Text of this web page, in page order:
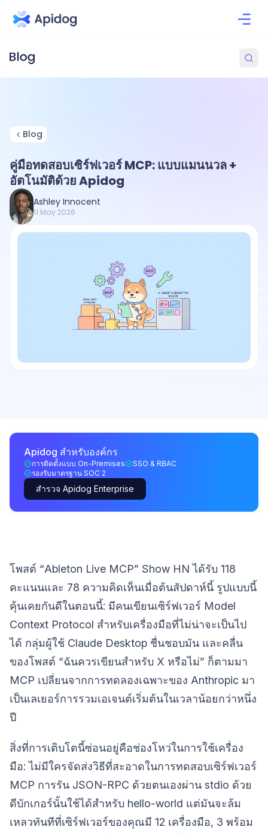
Blog
คู่มือทดสอบเซิร์ฟเวอร์ MCP: แบบแมนนวล +
อัตโนมัติด้วย Apidog
Ashley Innocent
11 May 2026
Apidog สำหรับองค์กร
การติดตั้งแบบ On-Premises
SSO & RBAC
รองรับมาตรฐาน SOC 2
สำรวจ Apidog Enterprise
โพสต์ “Ableton Live MCP” Show HN ได้รับ 118
คะแนนและ 78 ความคิดเห็นเมื่อต้นสัปดาห์นี้ รูปแบบนี้
คุ้นเคยกันดีในตอนนี้: มีคนเขียนเซิร์ฟเวอร์ Model
Context Protocol สำหรับเครื่องมือที่ไม่น่าจะเป็นไป
ได้ กลุ่มผู้ใช้ Claude Desktop ชื่นชอบมัน และคลื่น
ของโพสต์ “ฉันควรเขียนสำหรับ X หรือไม่” ก็ตามมา
MCP เปลี่ยนจากการทดลองเฉพาะของ Anthropic มา
เป็นเลเยอร์การรวมเอเจนต์เริ่มต้นในเวลาน้อยกว่าหนึ่ง
ปี
สิ่งที่การเติบโตนี้ซ่อนอยู่คือช่องโหว่ในการใช้เครื่อง
มือ: ไม่มีใครจัดส่งวิธีที่สะอาดในการทดสอบเซิร์ฟเวอร์
MCP การรัน JSON-RPC ด้วยตนเองผ่าน stdio ด้วย
ดีบักเกอร์นั้นใช้ได้สำหรับ hello-world แต่มันจะล้ม
เหลวทันทีที่เซิร์ฟเวอร์ของคุณมี 12 เครื่องมือ, 3 พร้อม